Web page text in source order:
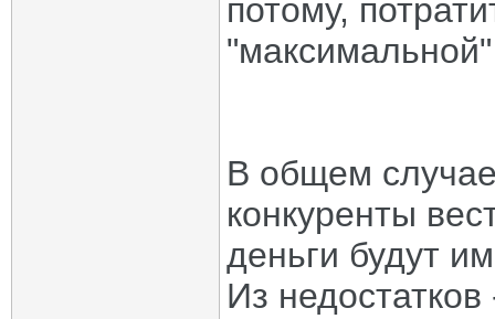
потому,
В общем
конкуренты
деньги будут
Из